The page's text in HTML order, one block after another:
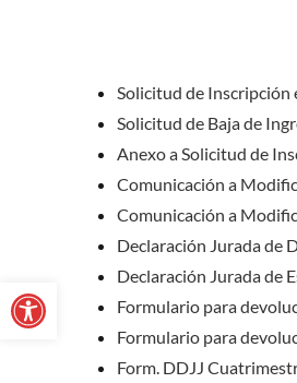
Solicitud de Inscripción
Solicitud de Baja de
Anexo a Solicitud de
Comunicación a
Comunicación a
Declaración Jurada de
Declaración Jurada de
Formulario para
Formulario para
Form. DDJJ
Abrir barra de herramientas